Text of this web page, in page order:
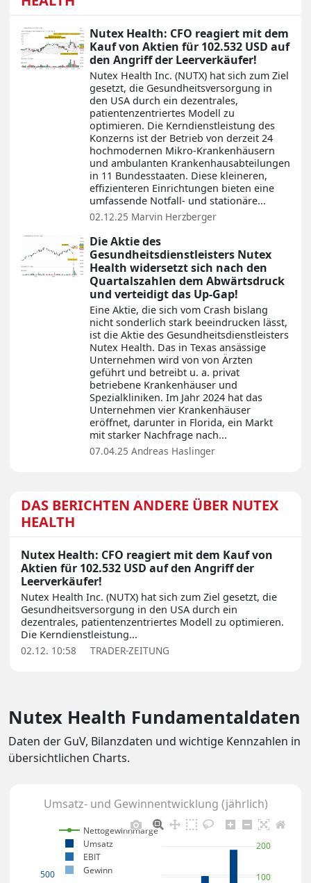
Nutex Health: CFO reagiert mit dem
Kauf von Aktien für 102.532 USD auf
den Angriff der Leerverkäufer!
Nutex Health Inc. (NUTX) hat sich zum Ziel
gesetzt, die Gesundheitsversorgung in
den USA durch ein dezentrales,
patientenzentriertes Modell zu
optimieren. Die Kerndienstleistung des
Konzerns ist der Betrieb von derzeit 24
hochmodernen Mikro-Krankenhäusern
und ambulanten Krankenhausabteilungen
in 11 Bundesstaaten. Diese kleineren,
effizienteren Einrichtungen bieten eine
umfassende Notfall- und stationäre...
02.12.25 Marvin Herzberger
Die Aktie des
Gesundheitsdienstleisters Nutex
Health widersetzt sich nach den
Quartalszahlen dem Abwärtsdruck
und verteidigt das Up-Gap!
Eine Aktie, die sich vom Crash bislang
nicht sonderlich stark beeindrucken lässt,
ist die Aktie des Gesundheitsdienstleisters
Nutex Health. Das in Texas ansässige
Unternehmen wird von von Ärzten
geführt und betreibt u. a. privat
betriebene Krankenhäuser und
Spezialkliniken. Im Jahr 2024 hat das
Unternehmen vier Krankenhäuser
eröffnet, darunter in Florida, ein Markt
mit starker Nachfrage nach...
07.04.25 Andreas Haslinger
DAS BERICHTEN ANDERE ÜBER NUTEX
HEALTH
Nutex Health: CFO reagiert mit dem Kauf von
Aktien für 102.532 USD auf den Angriff der
Leerverkäufer!
Nutex Health Inc. (NUTX) hat sich zum Ziel gesetzt, die
Gesundheitsversorgung in den USA durch ein
dezentrales, patientenzentriertes Modell zu optimieren.
Die Kerndienstleistung...
02.12. 10:58
TRADER-ZEITUNG
Nutex Health Fundamentaldaten
Daten der GuV, Bilanzdaten und wichtige Kennzahlen in
übersichtlichen Charts.
Umsatz- und Gewinnentwicklung (jährlich)
500 100
200
Nettogewinnmarge
Umsatz
EBIT
Gewinn